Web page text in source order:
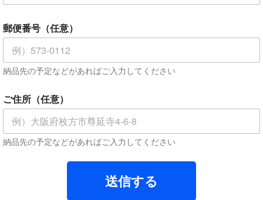
郵便番号（任意）
納品先の予定などがあればご入力してください
ご住所（任意）
納品先の予定などがあればご入力してください
送信する